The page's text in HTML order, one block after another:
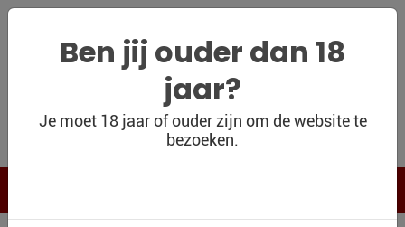
WIJNSHOP
WIJN BLOG
Ben jij ouder dan 18
jaar?
Je moet 18 jaar of ouder zijn om de website te
bezoeken.